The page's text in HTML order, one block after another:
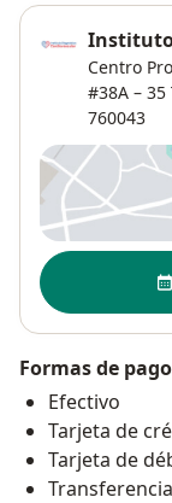
Centro
#38A – 35
760043
Formas de
Efectivo
Tarjeta de
Tarjeta de
Transferencia